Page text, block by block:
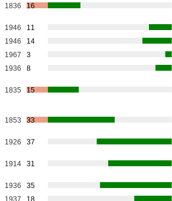
1836 16
1946
11
1946
14
1967
3
1936 8
1835 15
1853 33
1926 37
1914 31
1936
35
1937
18